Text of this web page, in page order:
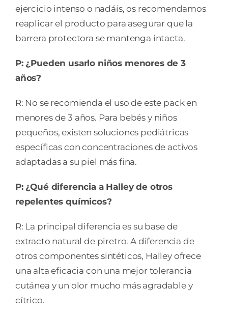
ejercicio intenso o nadáis, os recomendamos
reaplicar el producto para asegurar que la
barrera protectora se mantenga intacta.
P: ¿Pueden usarlo niños menores de 3
años?
R: No se recomienda el uso de este pack en
menores de 3 años. Para bebés y niños
pequeños, existen soluciones pediátricas
específicas con concentraciones de activos
adaptadas a su piel más fina.
P: ¿Qué diferencia a Halley de otros
repelentes químicos?
R: La principal diferencia es su base de
extracto natural de piretro. A diferencia de
otros componentes sintéticos, Halley ofrece
una alta eficacia con una mejor tolerancia
cutánea y un olor mucho más agradable y
cítrico.